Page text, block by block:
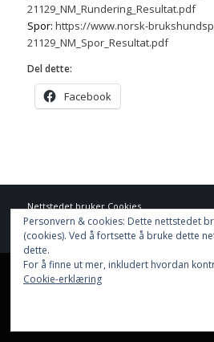
21129_NM_Rundering_Resultat.pdf
Spor: https://www.norsk-
21129_NM_Spor_Resultat.pdf
Del dette:
Facebook
Nettstedet bruker Cookies
Hjem
Nettbutikk Resultater
Funksjonærer
Dokumenter Nyhetsarkiv
This site uses cookies. By continuing
Personvern & cookies: Dette nettstedet
(cookies). Ved å fortsette å bruke dette
dette.
For å finne ut mer, inkludert hvordan
Cookie-erklæring